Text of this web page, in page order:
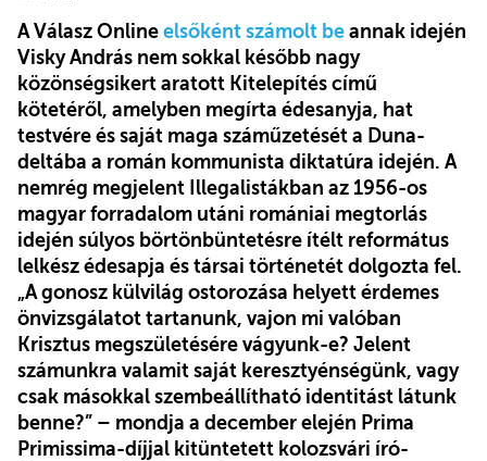
A Válasz Online elsőként számolt be annak idején
Visky András nem sokkal később nagy
közönségsikert aratott Kitelepítés című
kötetéről, amelyben megírta édesanyja, hat
testvére és saját maga száműzetését a Duna-
deltába a román kommunista diktatúra idején. A
nemrég megjelent Illegalistákban az 1956-os
magyar forradalom utáni romániai megtorlás
idején súlyos börtönbüntetésre ítélt református
lelkész édesapja és társai történetét dolgozta fel.
„A gonosz külvilág ostorozása helyett érdemes
önvizsgálatot tartanunk, vajon mi valóban
Krisztus megszületésére vágyunk-e? Jelent
számunkra valamit saját keresztyénségünk, vagy
csak másokkal szembeállítható identitást látunk
benne?” – mondja a december elején Prima
Primissima-díjjal kitüntetett kolozsvári író-